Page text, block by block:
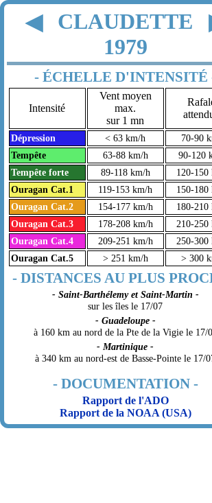
◀
CLAUDETTE
1979
- ÉCHELLE D'INTENSITÉ
Intensité
Vent moyen
max.
sur 1 mn
Dépression < 63 km/h
70-90
Tempête
63-88 km/h
90-120
Tempête forte
89-118 km/h
120-150
Ouragan Cat.1
119-153 km/h
150-180
Ouragan Cat.2
154-177 km/h
180-210
Ouragan Cat.3
178-208 km/h
210-250
Ouragan Cat.4
209-251 km/h
250-300
Ouragan Cat.5
> 251 km/h > 300
- DISTANCES AU PLUS
- Saint-Barthélemy et Saint-Martin -
sur les îles le 17/07
- Guadeloupe -
à 160 km au nord de la Pte de la Vigie le 17/
- Martinique -
à 340 km au nord-est de Basse-Pointe le 17/
- DOCUMENTATION -
Rapport de l'ADO
Rapport de la NOAA (USA)